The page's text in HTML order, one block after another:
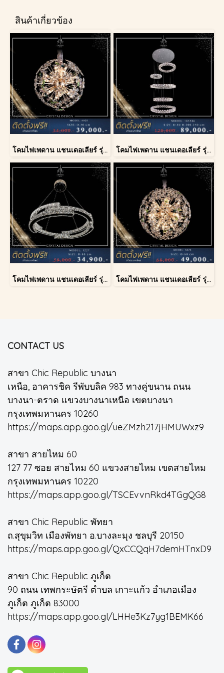
สินค้าเกี่ยวข้อง
โคมไฟเพดาน แชนเดอเลียร์ รุ่น A028-D40 โคมไฟเพดาน แชนเดอเลียร์ รุ่น 183586
โคมไฟเพดาน แชนเดอเลียร์ รุ่น 1227 โคมไฟเพดาน แชนเดอเลียร์ รุ่น A028-D60
CONTACT US
สาขา Chic Republic บางนา
เหนือ, อาคารชิค รีพับบลิค 983 ทางคู่ขนาน ถนน
บางนา-ตราด แขวงบางนาเหนือ เขตบางนา
กรุงเทพมหานคร 10260
https://maps.app.goo.gl/ueZMzh217jHMUWxz9
สาขา สายไหม 60
127 77 ซอย สายไหม 60 แขวงสายไหม เขตสายไหม
กรุงเทพมหานคร 10220
https://maps.app.goo.gl/TSCEvvnRkd4TGgQG8
สาขา Chic Republic พัทยา
ถ.สุขุมวิท เมืองพัทยา อ.บางละมุง ชลบุรี 20150
https://maps.app.goo.gl/QxCCQqH7demHTnxD9
สาขา Chic Republic ภูเก็ต
90 ถนน เทพกระษัตรี ตำบล เกาะแก้ว อำเภอเมือง
ภูเก็ต ภูเก็ต 83000
https://maps.app.goo.gl/LHHe3Kz7yg1BEMK66